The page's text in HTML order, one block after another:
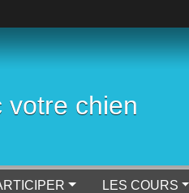
votre chien
LES COURS